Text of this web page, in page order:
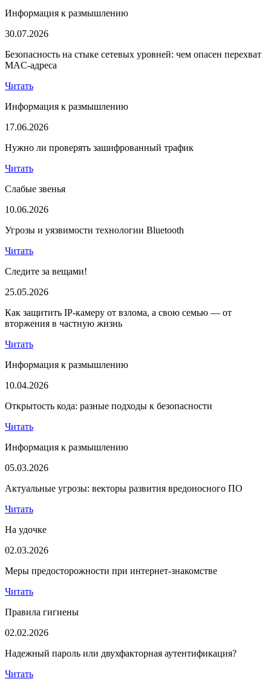
Информация к размышлению
30.07.2026
Безопасность на стыке сетевых уровней: чем опасен перехват
MAC-адреса
Читать
Информация к размышлению
17.06.2026
Нужно ли проверять зашифрованный трафик
Читать
Слабые звенья
10.06.2026
Угрозы и уязвимости технологии Bluetooth
Читать
Следите за вещами!
25.05.2026
Как защитить IP-камеру от взлома, а свою семью — от
вторжения в частную жизнь
Читать
Информация к размышлению
10.04.2026
Открытость кода: разные подходы к безопасности
Читать
Информация к размышлению
05.03.2026
Актуальные угрозы: векторы развития вредоносного ПО
Читать
На удочке
02.03.2026
Меры предосторожности при интернет-знакомстве
Читать
Правила гигиены
02.02.2026
Надежный пароль или двухфакторная аутентификация?
Читать